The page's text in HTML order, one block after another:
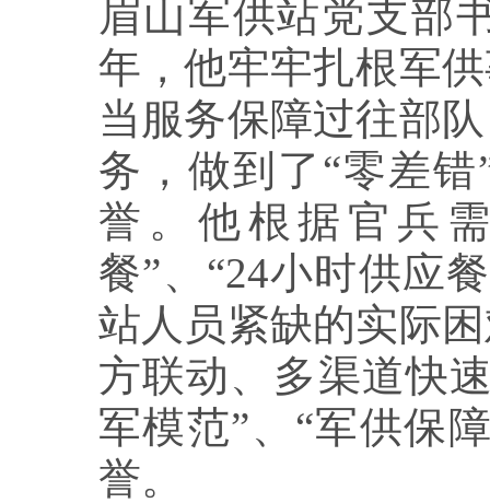
眉山军供站党支部
年，他牢牢扎根军
当服务保障过往部
务，做到了“零差
誉。他根据官兵
餐”、“24小时供应
站人员紧缺的实际
方联动、多渠道快
军模范”、“军供保
誉。